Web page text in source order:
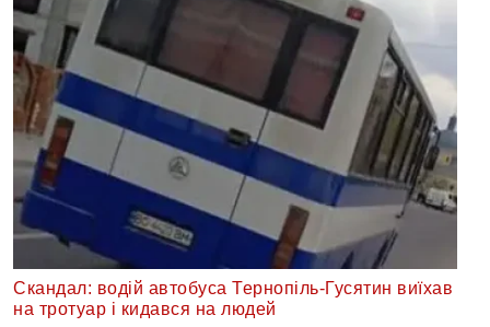
Скандал: водій автобуса Тернопіль-Гусятин виїхав
на тротуар і кидався на людей